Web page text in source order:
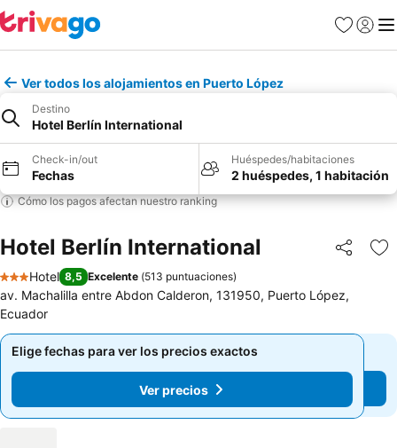
Favoritos
Iniciar
Ver todos los alojamientos en Puerto López
Destino
Hotel Berlín International
Check-in/out
Fechas
Huéspedes/habitaciones
2 huéspedes, 1 habitación
Cómo los pagos afectan nuestro ranking
Hotel Berlín International Compartir
3 Estrellas
Hotel 8,5 Excelente (513 puntuaciones)
av. Machalilla entre Abdon Calderon, 131950, Puerto López,
Ecuador
Elige fechas para ver los precios exactos
Ver precios
Elige fechas para ver los precios exactos
Ver precios